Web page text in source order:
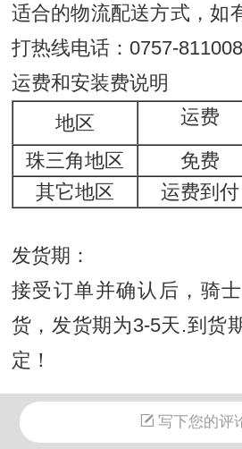
适合的物流配送方式，如
打热线电话：0757-
运费和安装费说明
地区
运费
珠三角地区
免费
其它地区
运费到付
发货期：
接受订单并确认后，骑
货，发货期为3-5天.到货
定！
验货： 写下您的评